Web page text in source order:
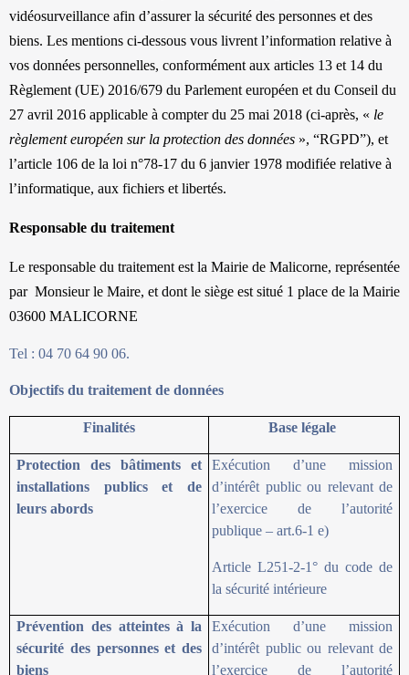
vidéosurveillance afin d’assurer la sécurité des personnes et des
biens. Les mentions ci-dessous vous livrent l’information relative à
vos données personnelles, conformément aux articles 13 et 14 du
Règlement (UE) 2016/679 du Parlement européen et du Conseil du
27 avril 2016 applicable à compter du 25 mai 2018 (ci-après, « le
règlement européen sur la protection des données », “RGPD”), et
l’article 106 de la loi n°78-17 du 6 janvier 1978 modifiée relative à
l’informatique, aux fichiers et libertés.
Responsable du traitement
Le responsable du traitement est la Mairie de Malicorne, représentée
par Monsieur le Maire, et dont le siège est situé 1 place de la Mairie
03600 MALICORNE
Tel : 04 70 64 90 06.
Objectifs du traitement de données
Finalités Base légale
Protection des bâtiments et
installations publics et de
leurs abords
Exécution d’une mission
d’intérêt public ou relevant de
l’exercice de l’autorité
publique – art.6-1 e)
Article L251-2-1° du code de
la sécurité intérieure
Prévention des atteintes à la
sécurité des personnes et des
biens
Exécution d’une mission
d’intérêt public ou relevant de
l’exercice de l’autorité